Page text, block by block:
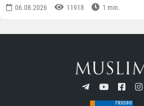
06.08.2026 11918 1 min.